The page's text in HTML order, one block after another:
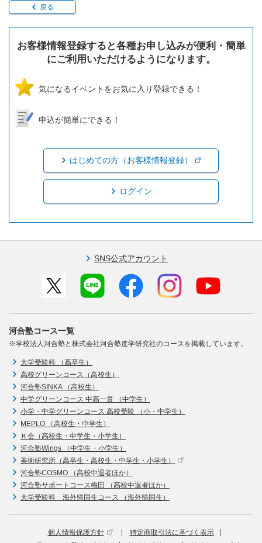
戻る
お客様情報登録すると各種お申し込みが便利・簡単
にご利用いただけるようになります。
気になるイベントをお気に入り登録できる！
申込が簡単にできる！
はじめての方（お客様情報登録）
ログイン
SNS公式アカウント
河合塾コース一覧
※学校法人河合塾と株式会社河合塾進学研究社のコースを掲載しています。
大学受験科 （高卒生）
高校グリーンコース（高校生）
河合塾SINKA （高校生）
中学グリーンコース 中高一貫 （中学生）
小学・中学グリーンコース 高校受験 （小・中学生）
MEPLO （高校生・中学生）
Ｋ会（高校生・中学生・小学生）
河合塾Wings （中学生・小学生）
美術研究所（高卒生・高校生・中学生・小学生）
河合塾COSMO （高校中退者ほか）
河合塾サポートコース梅田 （高校中退者ほか）
大学受験科 海外帰国生コース （海外帰国生）
個人情報保護方針
特定商取引法に基づく表示